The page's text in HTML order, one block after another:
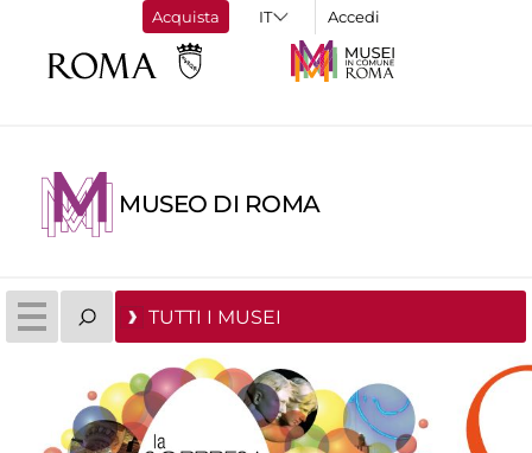
Acquista Accedi
MUSEO DI ROMA
TUTTI I MUSEI